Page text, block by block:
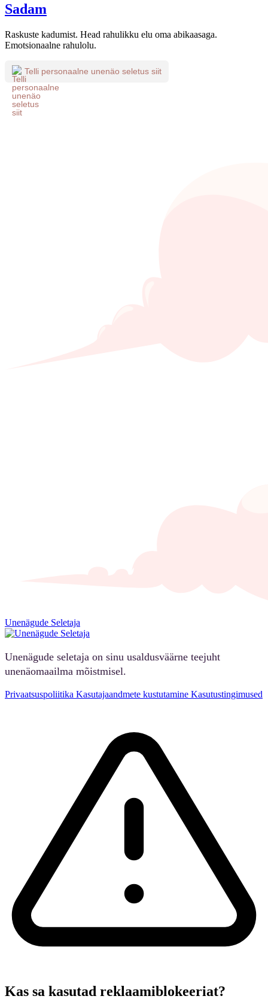
Sadam
Raskuste kadumist. Head rahulikku elu oma abikaasaga.
Emotsionaalne rahulolu.
Telli personaalne unenäo seletus siit
Unenägude Seletaja
Unenägude seletaja on sinu usaldusväärne teejuht
unenäomaailma mõistmisel.
Privaatsuspoliitika Kasutajaandmete kustutamine Kasutustingimused
Kas sa kasutad reklaamiblokeeriat?